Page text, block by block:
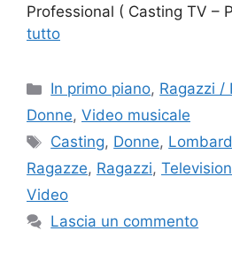
Professional ( Casting TV –
tutto
Categorie
In primo piano, Ragazzi /
Donne, Video musicale
Tag
Casting, Donne,
Ragazze, Ragazzi,
Video
Lascia un commento